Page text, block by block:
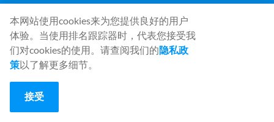
社会媒体
工具
Rank Tracker
本网站使用cookies来为您提供良好的用户
体验。当使用排名跟踪器时，代表您接受我
们对cookies的使用。请查阅我们的隐私政
策以了解更多细节。
接受